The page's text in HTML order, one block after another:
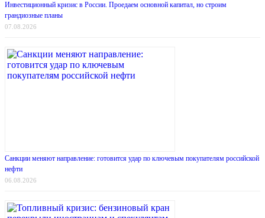
Инвестиционный кризис в России. Проедаем основной капитал, но строим
грандиозные планы
07.08.2026
Санкции меняют направление: готовится удар по ключевым покупателям российской
нефти
06.08.2026